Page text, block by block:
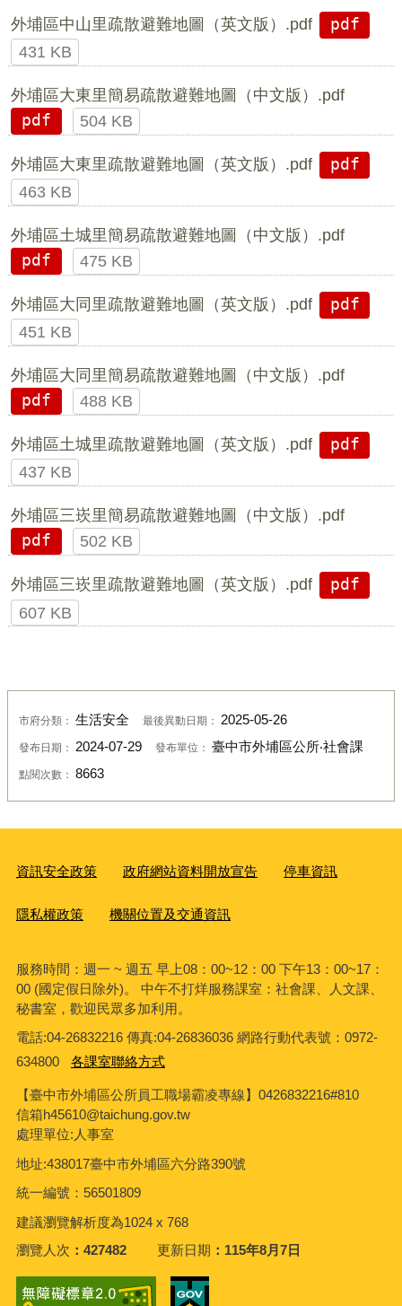
外埔區中山里疏散避難地圖（英文版）.pdf
pdf
431 KB
外埔區大東里簡易疏散避難地圖（中文版）.pdf
pdf
504 KB
外埔區大東里疏散避難地圖（英文版）.pdf
pdf
463 KB
外埔區土城里簡易疏散避難地圖（中文版）.pdf
pdf
475 KB
外埔區大同里疏散避難地圖（英文版）.pdf
pdf
451 KB
外埔區大同里簡易疏散避難地圖（中文版）.pdf
pdf
488 KB
外埔區土城里疏散避難地圖（英文版）.pdf
pdf
437 KB
外埔區三崁里簡易疏散避難地圖（中文版）.pdf
pdf
502 KB
外埔區三崁里疏散避難地圖（英文版）.pdf
pdf
607 KB
市府分類： 生活安全 最後異動日期： 2025-05-26
發布日期： 2024-07-29 發布單位： 臺中市外埔區公所‧社會課
點閱次數： 8663
資訊安全政策 政府網站資料開放宣告 停車資訊
隱私權政策 機關位置及交通資訊
服務時間：週一 ~ 週五 早上08：00~12：00 下午13：00~17：
00 (國定假日除外)。 中午不打烊服務課室：社會課、人文課、
秘書室，歡迎民眾多加利用。
電話:04-26832216 傳真:04-26836036 網路行動代表號：0972-
634800
各課室聯絡方式
【臺中市外埔區公所員工職場霸凌專線】0426832216#810
信箱h45610@taichung.gov.tw
處理單位:人事室
地址:438017臺中市外埔區六分路390號
統一編號：56501809
建議瀏覽解析度為1024 x 768
瀏覽人次
427482 更新日期 115年8月7日